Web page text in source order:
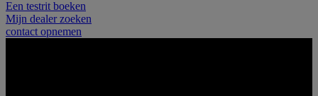
Een testrit boeken
Mijn dealer zoeken
contact opnemen